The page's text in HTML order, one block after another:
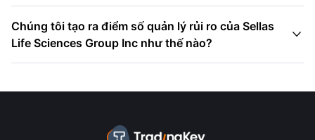
Chúng tôi tạo ra điểm số quản lý rủi ro của Sellas
Life Sciences Group Inc như thế nào?
